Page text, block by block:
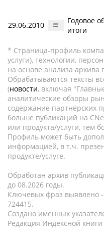
29.06.2010
Годовое
итоги
* Страница-профиль
услуги), технологии,
на основе анализа архива
Обрабатываются тексты
(новости, включая
аналитические обзоры
содержание партнёрских
больше публикаций на
или продукта/услуги, тем
Профиль может быть
информацией, в т.ч.
продукте/услуге.
Обработан архив
до 08.2026 годы.
Ключевых фраз выявлено
724415.
Создано именных
Редакция Индексной книги